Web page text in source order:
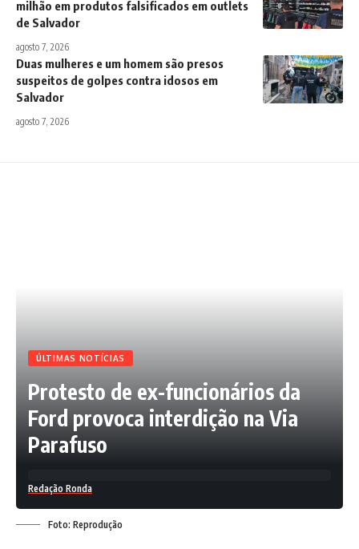
milhão em produtos falsificados em outlets
de Salvador
agosto 7, 2026
Duas mulheres e um homem são presos
suspeitos de golpes contra idosos em
Salvador
agosto 7, 2026
ÚLTIMAS NOTÍCIAS
Protesto de ex-funcionários da
Ford provoca interdição na Via
Parafuso
Redação Ronda
Foto: Reprodução